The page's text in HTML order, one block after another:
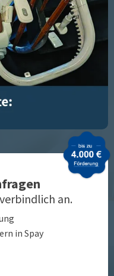
an.
in Spay